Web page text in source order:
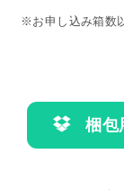
※お申し込み箱数
梱包